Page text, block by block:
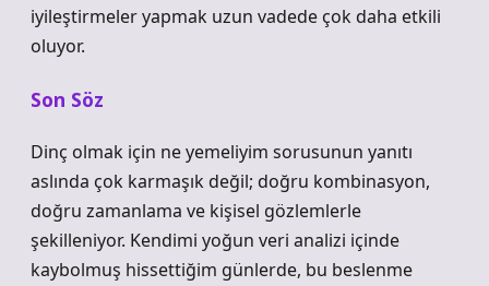
iyileştirmeler yapmak uzun vadede çok daha etkili
oluyor.
Son Söz
Dinç olmak için ne yemeliyim sorusunun yanıtı
aslında çok karmaşık değil; doğru kombinasyon,
doğru zamanlama ve kişisel gözlemlerle
şekilleniyor. Kendimi yoğun veri analizi içinde
kaybolmuş hissettiğim günlerde, bu beslenme